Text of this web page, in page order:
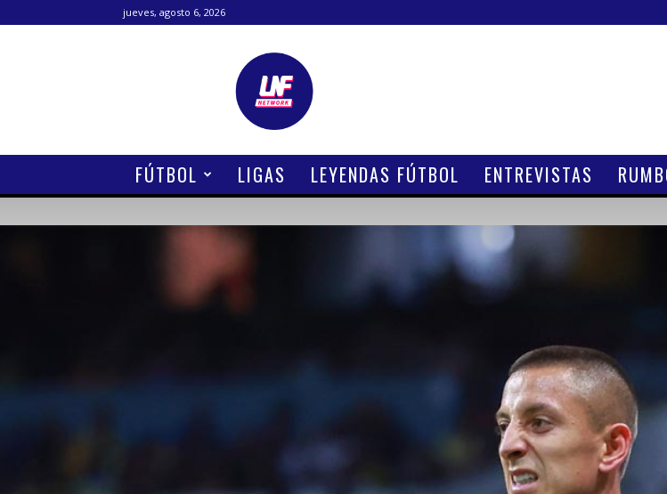
jueves, agosto 6, 2026
Lanetafutbolera
FÚTBOL LIGAS LEYENDAS FÚTBOL ENTREVISTAS